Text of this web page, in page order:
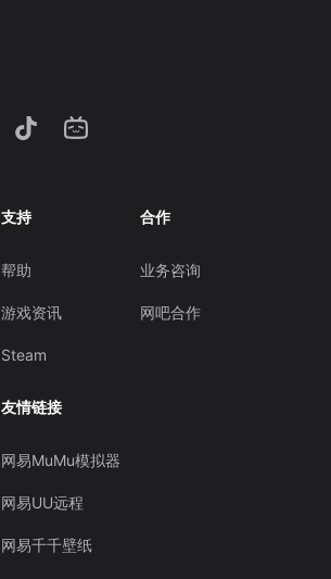
支持
帮助
游戏资讯
Steam
合作
业务咨询
网吧合作
友情链接
网易MuMu模拟器
网易UU远程
网易千千壁纸